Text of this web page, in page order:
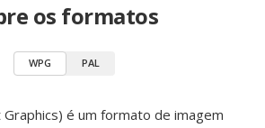
os formatos
WPG PAL
é um formato de imagem